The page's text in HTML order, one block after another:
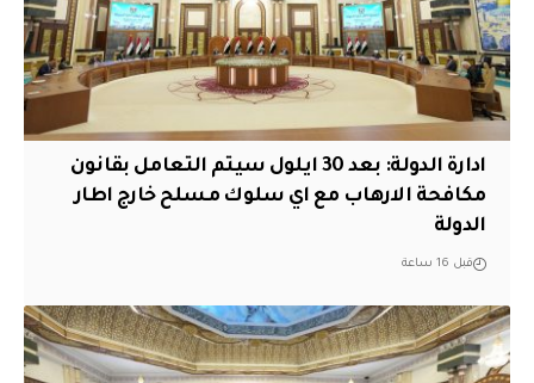
ادارة الدولة: بعد 30 ايلول سيتم التعامل بقانون
مكافحة الارهاب مع اي سلوك مسلح خارج اطار
الدولة
قبل 16 ساعة